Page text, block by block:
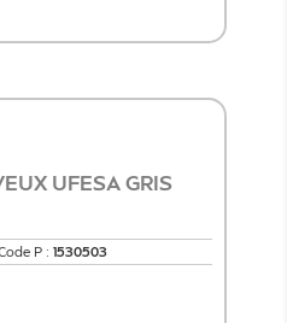
UFESA GRIS
P : 1530503